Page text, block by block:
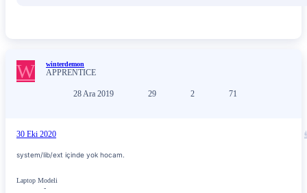
W winterdemon
APPRENTICE
28 Ara 2019 29 2 71
30 Eki 2020
system/lib/ext içinde yok hocam.
Laptop Modeli
-